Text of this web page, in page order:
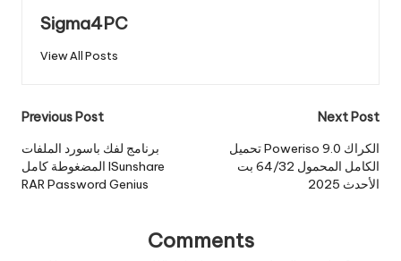
Sigma4PC
View All Posts
Post
navigation
Previous Post
برنامج لفك باسورد الملفات
المضغوطة كامل ISunshare
RAR Password Genius
Next Post
تحميل Poweriso 9.0 الكراك
الكامل المحمول 64/32 بت
الأحدث 2025
Comments